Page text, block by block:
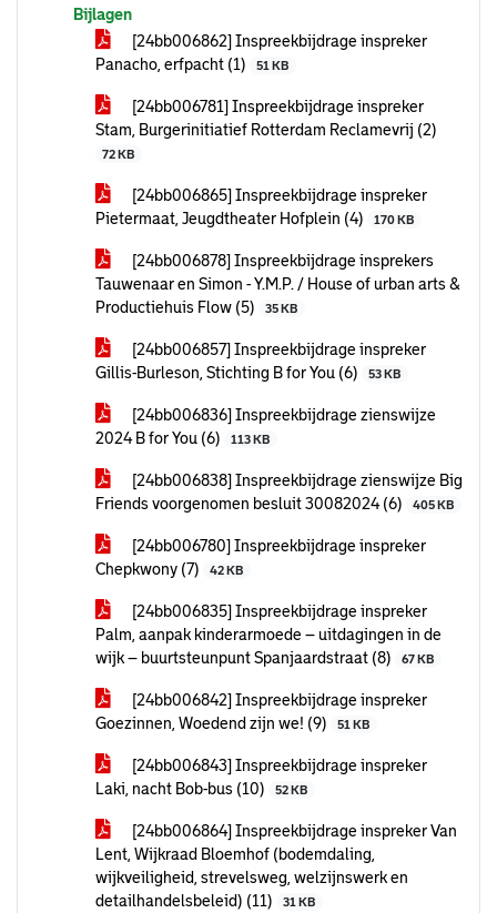
Bijlagen
[24bb006862] Inspreekbijdrage inspreker
Panacho, erfpacht (1)
51 KB
[24bb006781] Inspreekbijdrage inspreker
Stam, Burgerinitiatief Rotterdam Reclamevrij (2)
72 KB
[24bb006865] Inspreekbijdrage inspreker
Pietermaat, Jeugdtheater Hofplein (4)
170 KB
[24bb006878] Inspreekbijdrage insprekers
Tauwenaar en Simon - Y.M.P. / House of urban arts &
Productiehuis Flow (5)
35 KB
[24bb006857] Inspreekbijdrage inspreker
Gillis-Burleson, Stichting B for You (6)
53 KB
[24bb006836] Inspreekbijdrage zienswijze
2024 B for You (6)
113 KB
[24bb006838] Inspreekbijdrage zienswijze Big
Friends voorgenomen besluit 30082024 (6)
405 KB
[24bb006780] Inspreekbijdrage inspreker
Chepkwony (7)
42 KB
[24bb006835] Inspreekbijdrage inspreker
Palm, aanpak kinderarmoede – uitdagingen in de
wijk – buurtsteunpunt Spanjaardstraat (8)
67 KB
[24bb006842] Inspreekbijdrage inspreker
Goezinnen, Woedend zijn we! (9)
51 KB
[24bb006843] Inspreekbijdrage inspreker
Laki, nacht Bob-bus (10)
52 KB
[24bb006864] Inspreekbijdrage inspreker Van
Lent, Wijkraad Bloemhof (bodemdaling,
wijkveiligheid, strevelsweg, welzijnswerk en
detailhandelsbeleid) (11)
31 KB